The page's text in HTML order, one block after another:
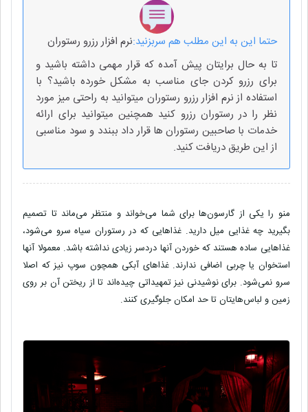
حتما این به این مطلب هم سربزنید:نرم افزار رزرو رستوران
تا به حال برایتان پیش آمده که قرار مهمی داشته باشید و
برای رزرو کردن جای مناسب به مشکل خورده باشید؟ با
استفاده از نرم افزار رزرو رستوران میتوانید به راحتی میز مورد
نظر را در رستوران رزرو کنید همچنین میتوانید برای ارائه
خدمات با صاحبین رستوران ها قرار داد ببندد و سود مناسبی
از این طریق دریافت کنید.
منو را یکی از گارسون‌ها برای شما می‌خواند و منتظر می‌ماند تا تصمیم
بگیرید چه غذایی میل دارید. غذاهایی که در رستوران سیاه سرو می‌شود،
غذاهایی ساده هستند که خوردن آنها دردسر زیادی نداشته باشد. معمولا آنها
استخوان یا چربی اضافی ندارند. غذاهای آبکی همچون سوپ نیز که اصلا
سرو نمی‌شود. برای نوشیدنی نیز تمهیداتی چیده‌اند تا از ریختن آن بر روی
زمین و لباس‌هایتان تا حد امکان جلوگیری کنند.